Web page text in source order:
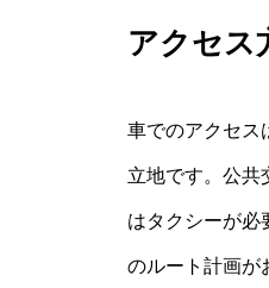
アクセス
車でのアクセス
立地です。公共
はタクシーが必
のルート計画が